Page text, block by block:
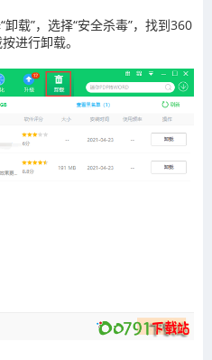
载”，选择“安全杀毒”，找到360
进行卸载。